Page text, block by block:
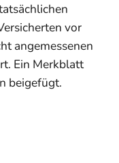
vor
angemessenen
Ein Merkblatt
beigefügt.